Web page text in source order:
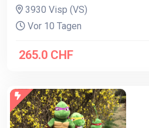
3930 Visp (VS)
Vor 10 Tagen
265.0 CHF